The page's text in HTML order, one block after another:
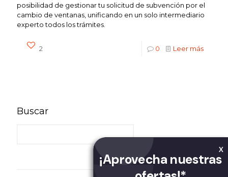
posibilidad de gestionar tu solicitud de subvención por el
cambio de ventanas, unificando en un solo intermediario
experto todos los trámites.
2 0 Leer más
Buscar
¡Aprovecha nuestras
X